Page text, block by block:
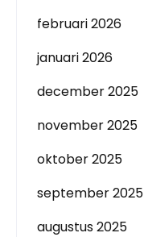
februari 2026
januari 2026
december 2025
november 2025
oktober 2025
september 2025
augustus 2025